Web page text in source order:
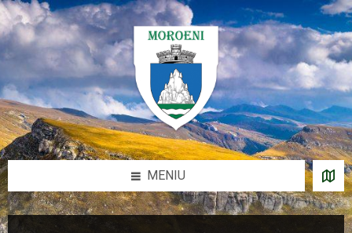
Sari
la
conținut
Salt
la
bara
laterală
stângă
Salt
la
bara
laterală
dreaptă
Salt
la
subsol
MENIU